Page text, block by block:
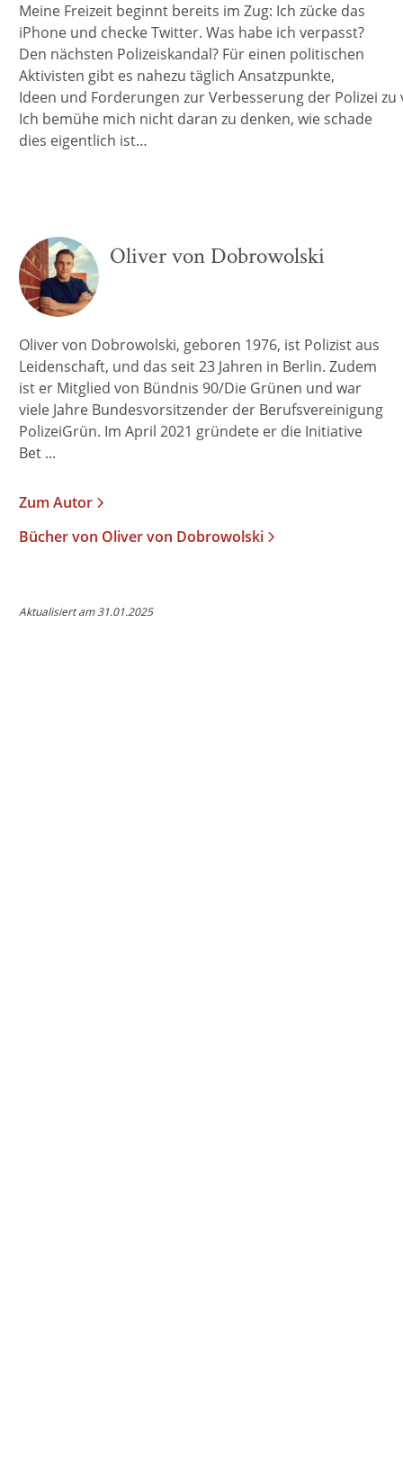
Meine Freizeit beginnt bereits im Zug: Ich zücke das
iPhone und checke Twitter. Was habe ich verpasst?
Den nächsten Polizeiskandal? Für einen politischen
Aktivisten gibt es nahezu täglich Ansatzpunkte,
Ideen und Forderungen zur Verbesserung der Polizei
Ich bemühe mich nicht daran zu denken, wie schade
dies eigentlich ist…
Oliver von Dobrowolski
Oliver von Dobrowolski, geboren 1976, ist Polizist aus
Leidenschaft, und das seit 23 Jahren in Berlin. Zudem
ist er Mitglied von Bündnis 90/Die Grünen und war
viele Jahre Bundesvorsitzender der Berufsvereinigung
PolizeiGrün. Im April 2021 gründete er die Initiative
Bet ...
Zum Autor
Bücher von Oliver von Dobrowolski
Aktualisiert am 31.01.2025